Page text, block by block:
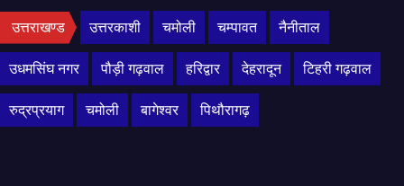
उत्तराखण्ड उत्तरकाशी चमोली चम्पावत नैनीताल
उधमसिंघ नगर पौड़ी गढ़वाल हरिद्वार देहरादून टिहरी गढ़वाल
रुद्रप्रयाग चमोली बागेश्वर पिथौरागढ़